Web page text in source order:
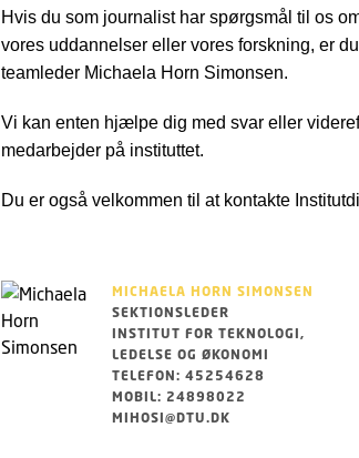
Hvis du som journalist har spørgsmål til os
vores uddannelser eller vores forskning, er
teamleder Michaela Horn Simonsen.
Vi kan enten hjælpe dig med svar eller
medarbejder på instituttet.
Du er også velkommen til at kontakte
MICHAELA HORN SIMONSEN
SEKTIONSLEDER
INSTITUT FOR TEKNOLOGI,
LEDELSE OG ØKONOMI
TELEFON: 45254628
MOBIL: 24898022
MIHOSI@DTU.DK